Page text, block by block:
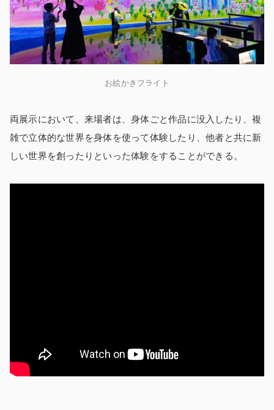
お絵かきフライト
両展示において、来場者は、身体ごと作品に没入したり、複
雑で立体的な世界を身体を使って体験したり、他者と共に新
しい世界を創ったりといった体験をすることができる。